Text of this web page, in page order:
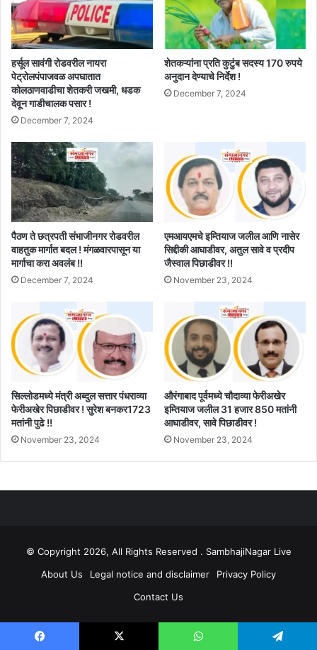
हर्सूल सावंगी रोडवरील नायरा
पेट्रोलपंपाजवळ अपघातात
कोलठाणवाडीचा शेतकरी जखमी, धडक
देवून गाडीचालक पसार !
December 7, 2024
शेतकऱ्यांना प्रति कुटुंब सदस्य 170 रुपये
अनुदान देण्याचे निर्देश !
December 7, 2024
पैठण ते छत्रपती संभाजीनगर रोडवरील
वाहतुक मार्गात बदल ! मंगळवारपासून या
मार्गाचा करा अवलंब !!
December 7, 2024
एमआयएमचे इम्तियाज जलील आणि नासेर
सिद्दीकी आघाडीवर, अतुल सावे व प्रदीप
जैस्वाल पिछाडीवर !!
November 23, 2024
सिल्लोडमध्ये मंत्री अब्दुल सत्तार पंधराव्या
फेरीअखेर पिछाडीवर ! सुरेश बनकर1723
मतांनी पुढे !!
November 23, 2024
औरंगाबाद पूर्वमध्ये चौदाव्या फेरीअखेर
इम्तियाज जलील 31 हजार 850 मतांनी
आघाडीवर, सावे पिछाडीवर !
November 23, 2024
© Copyright 2026, All Rights Reserved . SambhajiNagar Live
About Us
Legal notice and disclaimer
Privacy Policy
Contact Us